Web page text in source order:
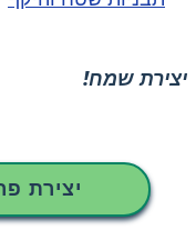
יצירת שמח!
יצירת